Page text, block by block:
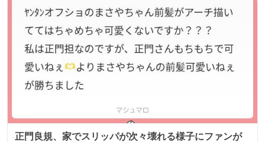
正門良規、家でスリッパが次々壊れる様子にファンが